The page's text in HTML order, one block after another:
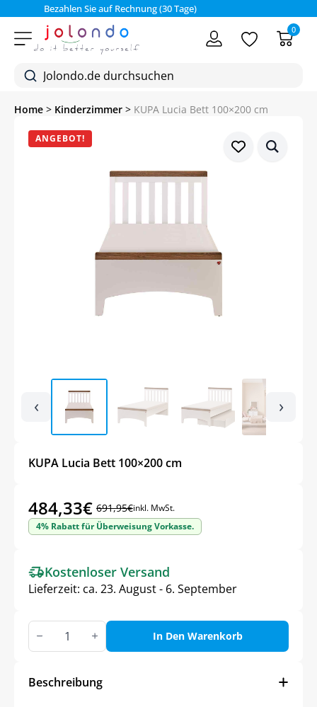
Bezahlen Sie auf Rechnung (30 Tage)
0
Home > Kinderzimmer > KUPA Lucia Bett 100×200 cm
ANGEBOT!
‹ ›
KUPA Lucia Bett 100×200 cm
691,95€
Ursprünglicher
Preis
691,95€
484,33€
Aktueller
Preis
484,33€.
inkl. MwSt.
4% Rabatt für Überweisung Vorkasse.
Kostenloser Versand
Lieferzeit: ca. 23. August - 6. September
KUPA
Lucia
Bett
Menge
In Den Warenkorb
Beschreibung